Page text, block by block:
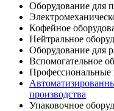
Оборудование для
Кофейное
Нейтральное
Оборудование для
Вспомогательное
производства
Упаковочное